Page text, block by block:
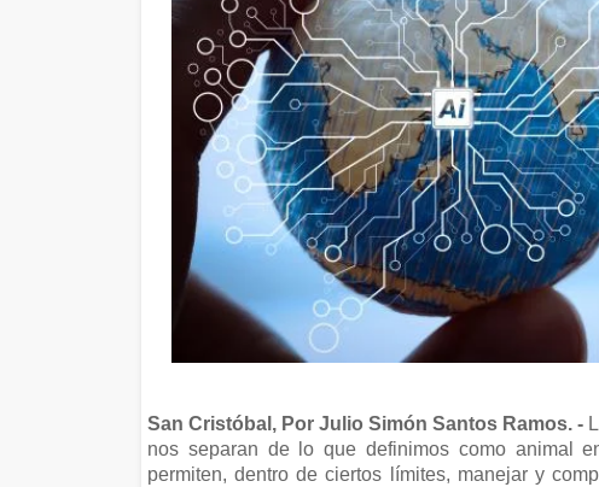
San Cristóbal, Por Julio Simón Santos Ramos. -
nos separan de lo que definimos como animal
permiten, dentro de ciertos límites, manejar y